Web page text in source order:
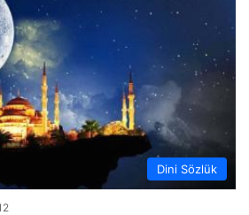
Dini Sözlük